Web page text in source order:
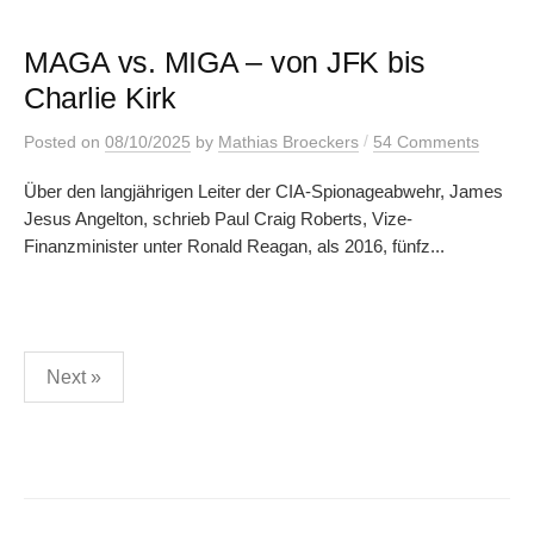
MAGA vs. MIGA – von JFK bis
Charlie Kirk
Posted on 08/10/2025 by Mathias Broeckers / 54 Comments
Über den langjährigen Leiter der CIA-Spionageabwehr, James
Jesus Angelton, schrieb Paul Craig Roberts, Vize-
Finanzminister unter Ronald Reagan, als 2016, fünfz...
Posts
pagination
Next »